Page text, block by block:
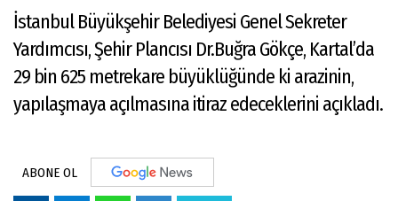
Arşivi
Günün
Haberleri
Anketler
Biyografiler
Foto
Gizlilik
İlkeleri
İstanbul Büyükşehir Belediyesi Genel Sekreter
Yardımcısı, Şehir Plancısı Dr.Buğra Gökçe, Kartal’da
29 bin 625 metrekare büyüklüğünde ki arazinin,
yapılaşmaya açılmasına itiraz edeceklerini açıkladı.
ABONE OL